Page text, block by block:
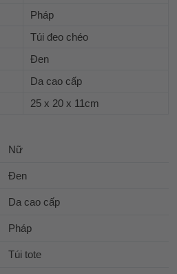
Pháp
Túi đeo chéo
Đen
Da cao cấp
25 x 20 x 11cm
Nữ
Đen
Da cao cấp
Pháp
Túi tote